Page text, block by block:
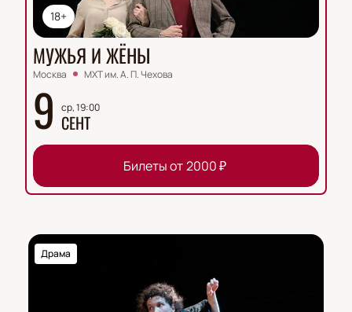
18+
МУЖЬЯ И ЖЁНЫ
Москва МХТ им. А. П. Чехова
9 ср, 19:00
СЕНТ
Билеты от 2000₽
Драма